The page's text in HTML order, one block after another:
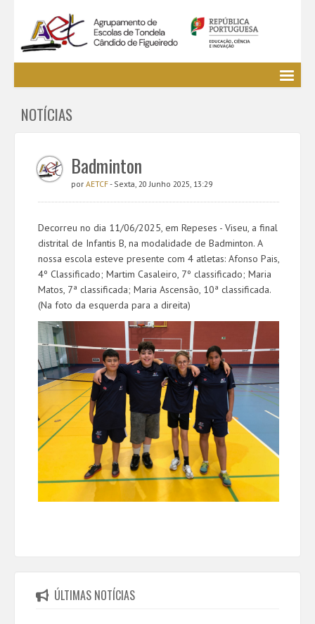
EE / Alunos
Cursos Profissionais
Bibliotecas
Media AETCF
Utilizador não identificado. ( Entrar)
NOTÍCIAS
Badminton
por AETCF- Sexta, 20 Junho 2025, 13:29
Decorreu no dia 11/06/2025, em Repeses - Viseu, a final
distrital de Infantis B, na modalidade de Badminton. A
nossa escola esteve presente com 4 atletas: Afonso Pais,
4º Classificado; Martim Casaleiro, 7º classificado; Maria
Matos, 7ª classificada; Maria Ascensão, 10ª classificada.
(Na foto da esquerda para a direita)
ÚLTIMAS NOTÍCIAS